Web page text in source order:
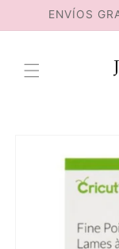
directamente
al contenido
ENVÍOS
información
del producto